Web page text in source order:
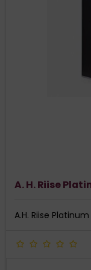
A. H. Riise
A.H. Riise